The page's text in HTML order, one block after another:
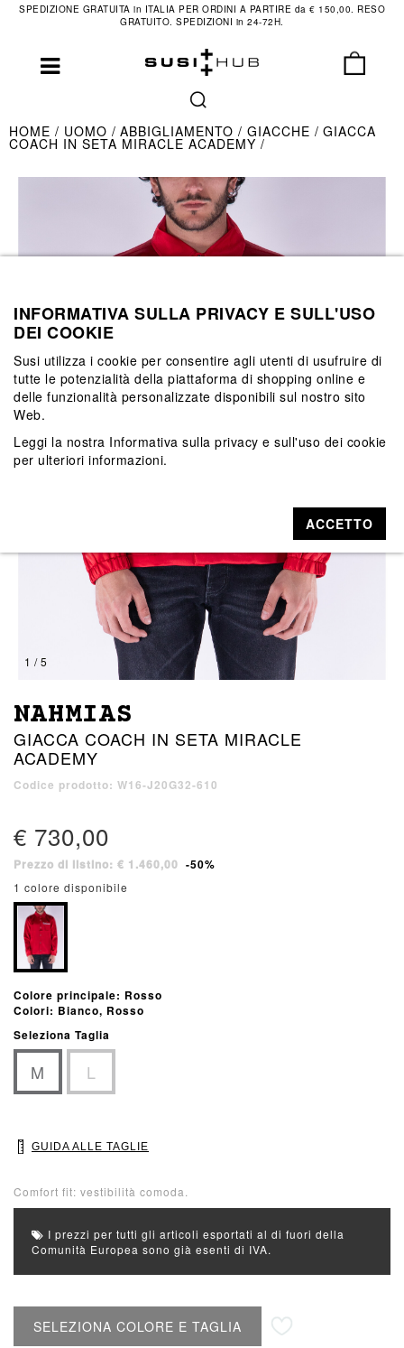
SPEDIZIONE GRATUITA in ITALIA PER ORDINI A PARTIRE da € 150,00. RESO
GRATUITO. SPEDIZIONI in 24-72H.
HOME UOMO ABBIGLIAMENTO GIACCHE GIACCA
COACH IN SETA MIRACLE ACADEMY
1 / 5
NAHMIAS
GIACCA COACH IN SETA MIRACLE
ACADEMY
Codice prodotto: W16-J20G32-610
€ 730,00
Prezzo di listino: € 1.460,00 -50%
1 colore disponibile
Colore principale: Rosso
Colori: Bianco, Rosso
Seleziona Taglia
M L
GUIDA ALLE TAGLIE
Comfort fit: vestibilità comoda.
I prezzi per tutti gli articoli esportati al di fuori della
Comunità Europea sono già esenti di IVA.
SELEZIONA COLORE E TAGLIA
INFORMATIVA SULLA PRIVACY E SULL'USO
DEI COOKIE
Susi utilizza i cookie per consentire agli utenti di usufruire di
tutte le potenzialità della piattaforma di shopping online e
delle funzionalità personalizzate disponibili sul nostro sito
Web.
Leggi la nostra Informativa sulla privacy e sull'uso dei cookie
per ulteriori informazioni.
ACCETTO